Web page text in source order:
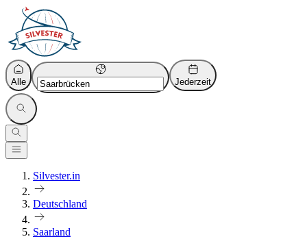
Alle Jederzeit
Silvester.in
Deutschland
Saarland